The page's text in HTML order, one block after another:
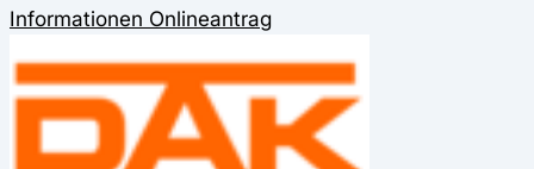
Informationen Onlineantrag